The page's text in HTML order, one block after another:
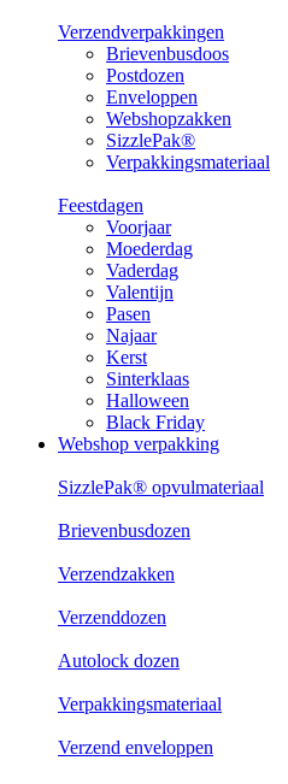
Verzendverpakkingen
Brievenbusdoos
Postdozen
Enveloppen
Webshopzakken
SizzlePak®
Verpakkingsmateriaal
Feestdagen
Voorjaar
Moederdag
Vaderdag
Valentijn
Pasen
Najaar
Kerst
Sinterklaas
Halloween
Black Friday
Webshop verpakking
SizzlePak® opvulmateriaal
Brievenbusdozen
Verzendzakken
Verzenddozen
Autolock dozen
Verpakkingsmateriaal
Verzend enveloppen